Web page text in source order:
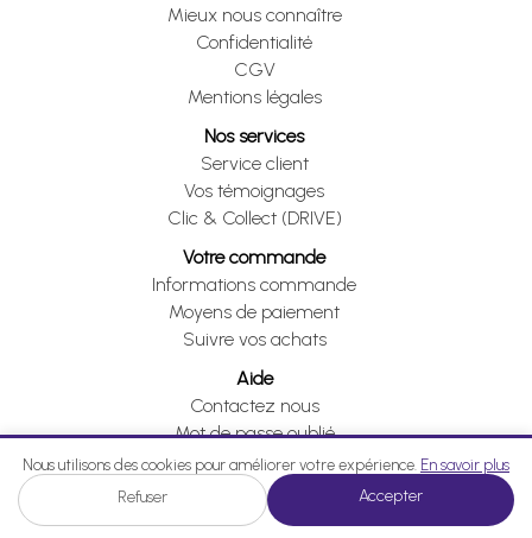
Mieux nous connaître
Confidentialité
CGV
Mentions légales
Nos services
Service client
Vos témoignages
Clic & Collect (DRIVE)
Votre commande
Informations commande
Moyens de paiement
Suivre vos achats
Aide
Contactez nous
Mot de passe oublié
Je me rétracte
Je me rétracte
Nous utilisons des cookies pour améliorer votre expérience. En savoir plus
Refuser Accepter